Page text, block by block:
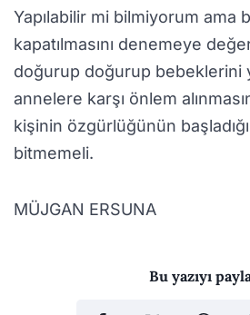
Yapılabilir mi bilmiyorum ama
kapatılmasını denemeye
doğurup doğurup bebeklerini
annelere karşı önlem
kişinin özgürlüğünün
bitmemeli.
MÜJGAN ERSUNA
Bu yazıyı